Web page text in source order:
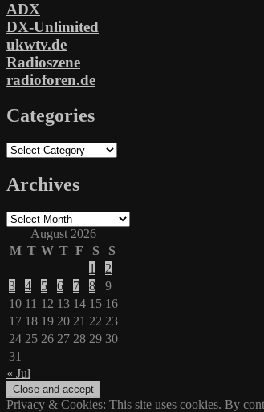
ADX
DX-Unlimited
ukwtv.de
Radioszene
radioforen.de
Categories
Categories
Archives
Archives
August 2026
M T W T F S
S
1
2
3
4 5 6 7 8
9
10 11 12 13 14 15 16
17 18 19 20 21 22 23
24 25 26 27 28 29 30
31
« Jul
Privacy & Cookies: This site uses cookies. By